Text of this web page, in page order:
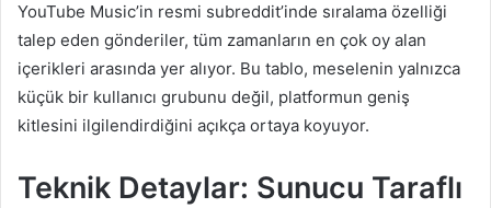
YouTube Music’in resmi subreddit’inde sıralama özelliği
talep eden gönderiler, tüm zamanların en çok oy alan
içerikleri arasında yer alıyor. Bu tablo, meselenin yalnızca
küçük bir kullanıcı grubunu değil, platformun geniş
kitlesini ilgilendirdiğini açıkça ortaya koyuyor.
Teknik Detaylar: Sunucu Taraflı